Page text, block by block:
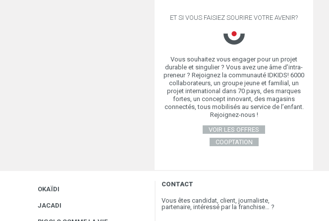
ET SI VOUS FAISIEZ SOURIRE VOTRE AVENIR?
Vous souhaitez vous engager pour un projet
durable et singulier ? Vous avez une âme d’intra-
preneur ? Rejoignez la communauté IDKIDS! 6000
collaborateurs, un groupe jeune et familial, un
projet international dans 70 pays, des marques
fortes, un concept innovant, des magasins
connectés, tous mobilisés au service de l’enfant.
Rejoignez-nous !
VOIR LES OFFRES
COOPTATION
OKAÏDI
JACADI
CONTACT
Vous êtes candidat, client, journaliste,
partenaire, intéressé par la franchise… ?